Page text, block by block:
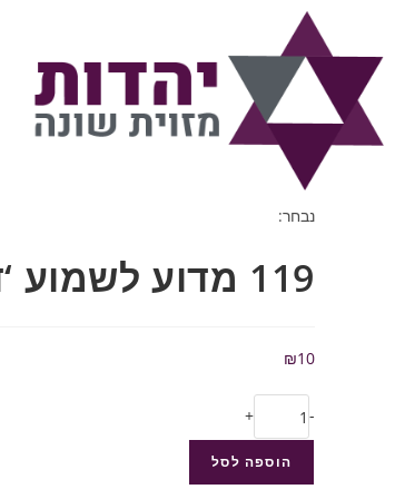
נבחר:
119 מדוע לשמוע ‘דעת…
₪10
-
+
הוספה לסל